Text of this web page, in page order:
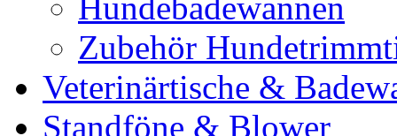
Hundebadewannen
Zubehör
Veterinärtische &
Standföne & Blower